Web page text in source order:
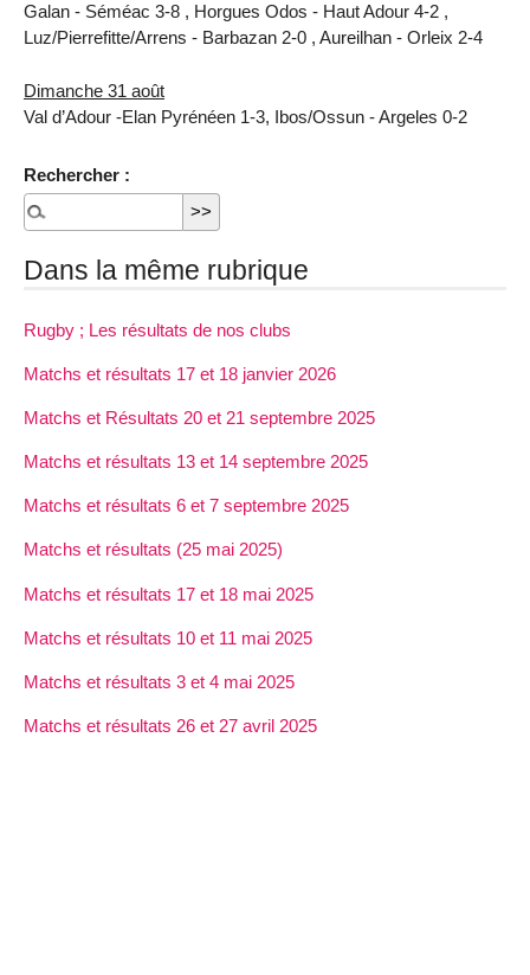
Galan - Séméac 3-8 , Horgues Odos - Haut Adour 4-2 ,
Luz/Pierrefitte/Arrens - Barbazan 2-0 , Aureilhan - Orleix 2-4
Dimanche 31 août
Val d’Adour -Elan Pyrénéen 1-3, Ibos/Ossun - Argeles 0-2
Rechercher :
Dans la même rubrique
Rugby ; Les résultats de nos clubs
Matchs et résultats 17 et 18 janvier 2026
Matchs et Résultats 20 et 21 septembre 2025
Matchs et résultats 13 et 14 septembre 2025
Matchs et résultats 6 et 7 septembre 2025
Matchs et résultats (25 mai 2025)
Matchs et résultats 17 et 18 mai 2025
Matchs et résultats 10 et 11 mai 2025
Matchs et résultats 3 et 4 mai 2025
Matchs et résultats 26 et 27 avril 2025